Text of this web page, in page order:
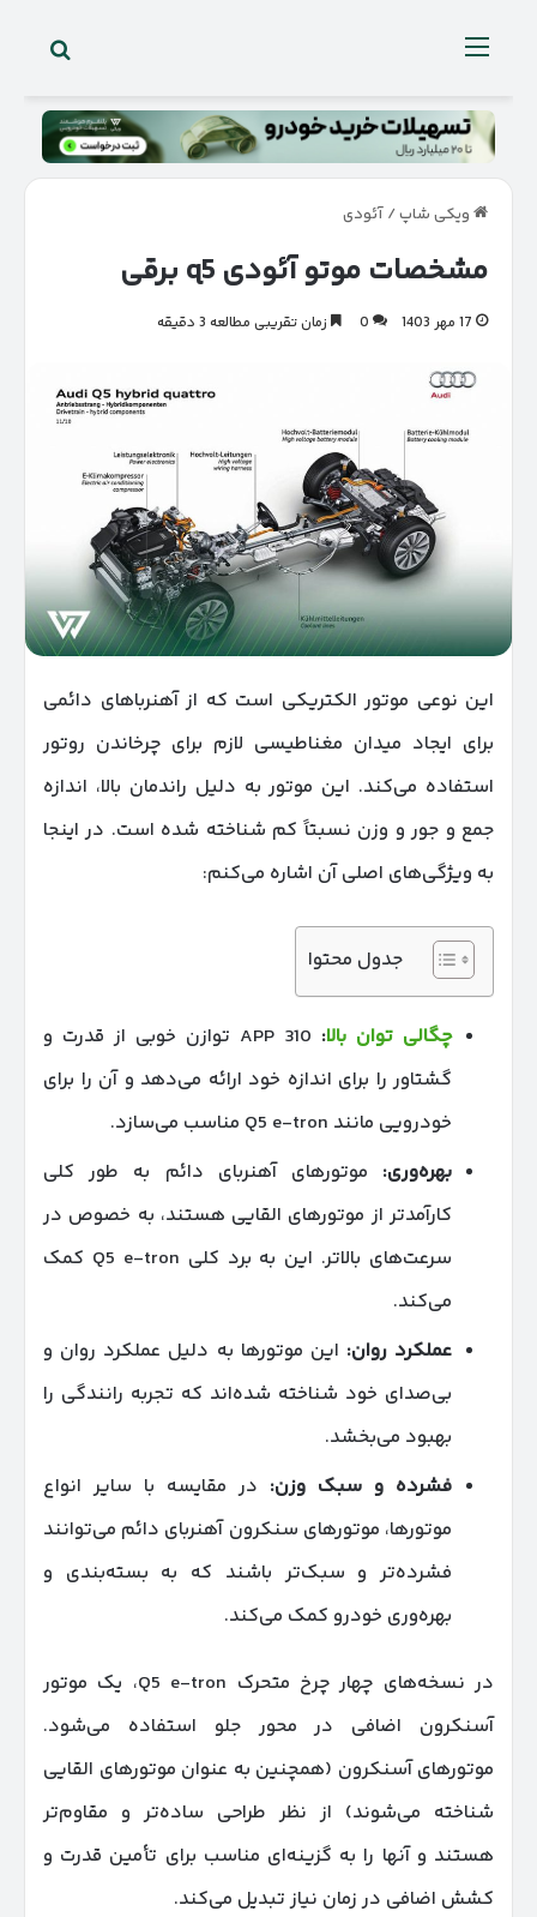
منو
ویکی شاپ/ آئودی
مشخصات موتو آئودی q5 برقی
17 مهر 1403 0 زمان تقریبی مطالعه 3 دقیقه
این نوعی موتور الکتریکی است که از آهنرباهای دائمی
برای ایجاد میدان مغناطیسی لازم برای چرخاندن روتور
استفاده می‌کند. این موتور به دلیل راندمان بالا، اندازه
جمع و جور و وزن نسبتاً کم شناخته شده است. در اینجا
به ویژگی‌های اصلی آن اشاره می‌کنم:
جدول محتوا
چگالی توان بالا:
APP 310 توازن خوبی از قدرت و
گشتاور را برای اندازه خود ارائه می‌دهد و آن را برای
خودرویی مانند Q5 e-tron مناسب می‌سازد.
بهره‌وری: موتورهای آهنربای دائم به طور کلی
کارآمدتر از موتورهای القایی هستند، به خصوص در
سرعت‌های بالاتر. این به برد کلی Q5 e-tron کمک
می‌کند.
عملکرد روان: این موتورها به دلیل عملکرد روان و
بی‌صدای خود شناخته شده‌اند که تجربه رانندگی را
بهبود می‌بخشد.
فشرده و سبک وزن: در مقایسه با سایر انواع
موتورها، موتورهای سنکرون آهنربای دائم می‌توانند
فشرده‌تر و سبک‌تر باشند که به بسته‌بندی و
بهره‌وری خودرو کمک می‌کند.
در نسخه‌های چهار چرخ متحرک Q5 e-tron، یک موتور
آسنکرون اضافی در محور جلو استفاده می‌شود.
موتورهای آسنکرون (همچنین به عنوان موتورهای القایی
شناخته می‌شوند) از نظر طراحی ساده‌تر و مقاوم‌تر
هستند و آنها را به گزینه‌ای مناسب برای تأمین قدرت و
کشش اضافی در زمان نیاز تبدیل می‌کند.